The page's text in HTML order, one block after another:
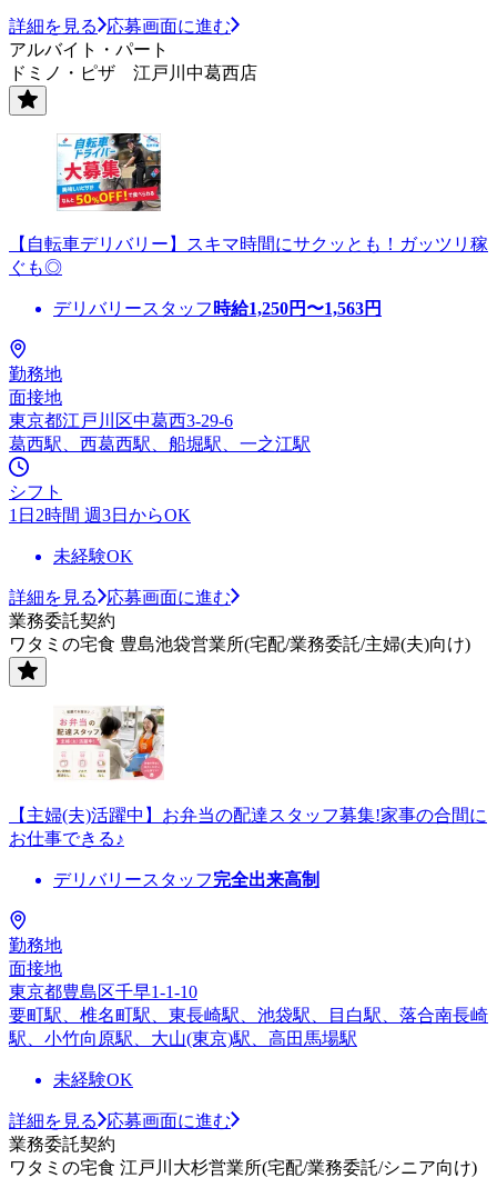
詳細を見る
応募画面に進む
アルバイト・パート
ドミノ・ピザ 江戸川中葛西店
【自転車デリバリー】スキマ時間にサクッとも！ガッツリ稼
ぐも◎
デリバリースタッフ 時給1,250円〜1,563円
勤務地
面接地
東京都江戸川区中葛西3-29-6
葛西駅、西葛西駅、船堀駅、一之江駅
シフト
1日2時間 週3日からOK
未経験OK
詳細を見る
応募画面に進む
業務委託契約
ワタミの宅食 豊島池袋営業所(宅配/業務委託/主婦(夫)向け)
【主婦(夫)活躍中】お弁当の配達スタッフ募集!家事の合間に
お仕事できる♪
デリバリースタッフ完全出来高制
勤務地
面接地
東京都豊島区千早1-1-10
要町駅、椎名町駅、東長崎駅、池袋駅、目白駅、落合南長崎
駅、小竹向原駅、大山(東京)駅、高田馬場駅
未経験OK
詳細を見る
応募画面に進む
業務委託契約
ワタミの宅食 江戸川大杉営業所(宅配/業務委託/シニア向け)